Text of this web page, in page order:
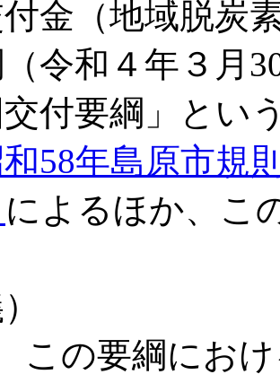
金（地域脱炭
令和４年３月
付要綱」とい
58年島原市規
によるほか、こ
の要綱におけ